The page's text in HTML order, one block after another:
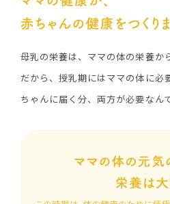
母乳の栄養は、ママの体の栄養か
だから、授乳期にはママの体に必
ちゃんに届く分、両方が必要なんで